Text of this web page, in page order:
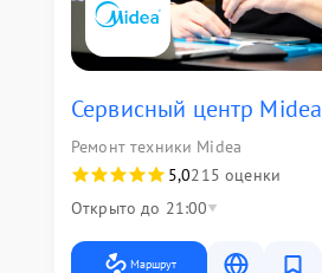
Сервисный центр Midea
Ремонт техники Midea
5,0215 оценки
Открыто до 21:00
Маршрут